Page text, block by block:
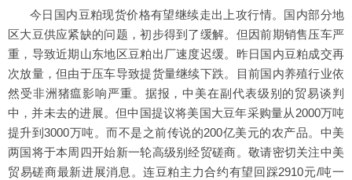
今日国内豆粕现货价格有望继续走出上攻行情。国内部分地
区大豆供应紧缺的问题，初步得到了缓解。但因前期销售压车严
重，导致近期山东地区豆粕出厂速度迟缓。昨日国内豆粕成交再
次放量，但由于压车导致提货量继续下跌。目前国内养殖行业依
然受非洲猪瘟影响严重。据报，中美在副代表级别的贸易谈判
中，并未去的进展。但中国提议将美国大豆年采购量从2000万吨
提升到3000万吨。而不是之前传说的200亿美元的农产品。中美
两国将于本周四开始新一轮高级别经贸磋商。敬请密切关注中美
贸易磋商最新进展消息。连豆粕主力合约有望回踩2910元/吨一